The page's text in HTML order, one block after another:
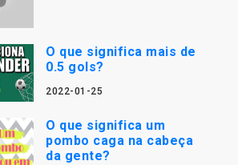
O que significa mais de
0.5 gols?
2022-01-25
O que significa um
pombo caga na cabeça
da gente?